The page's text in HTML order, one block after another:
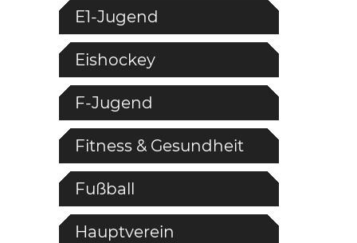
E1-Jugend
Eishockey
F-Jugend
Fitness & Gesundheit
Fußball
Hauptverein